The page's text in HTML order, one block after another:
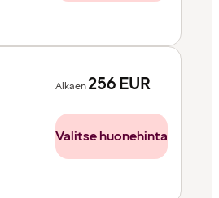
Alkaen256EUR
Valitse huonehinta